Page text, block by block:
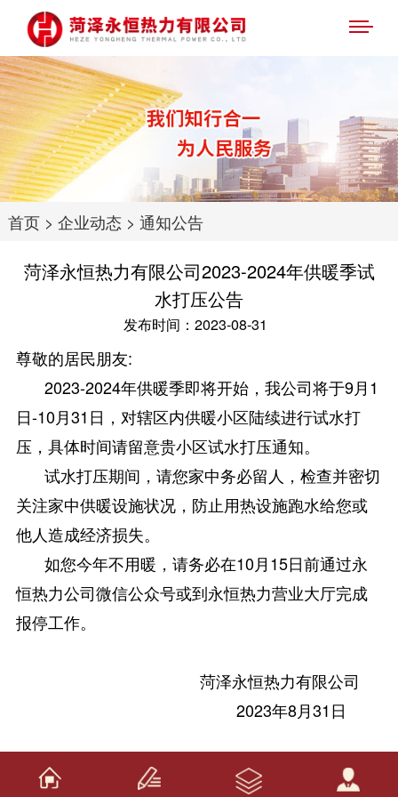
首页> 企业动态 > 通知公告
菏泽永恒热力有限公司2023-2024年供暖季试
水打压公告
发布时间：2023-08-31
尊敬的居民朋友:
2023-2024年供暖季即将开始，我公司将于9月1
日-10月31日，对辖区内供暖小区陆续进行试水打
压，具体时间请留意贵小区试水打压通知。
试水打压期间，请您家中务必留人，检查并密切
关注家中供暖设施状况，防止用热设施跑水给您或
他人造成经济损失。
如您今年不用暖，请务必在10月15日前通过永
恒热力公司微信公众号或到永恒热力营业大厅完成
报停工作。
菏泽永恒热力有限公司
2023年8月31日